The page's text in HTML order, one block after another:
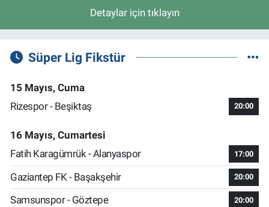
Detaylar için tıklayın
Süper Lig Fikstür
15 Mayıs, Cuma
Rizespor - Beşiktaş
20:00
16 Mayıs, Cumartesi
Fatih Karagümrük - Alanyaspor
17:00
Gaziantep FK - Başakşehir 20:00
Samsunspor - Göztepe 20:00